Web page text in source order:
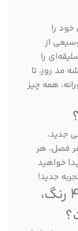
را
از
را
مد روز، تا
همه چیز
جدید،
فصل، هر
خواهید
جدید!
چرا لاک ژل ساده پایون با 401 رنگ،